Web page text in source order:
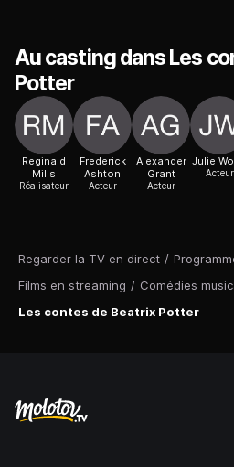
Regarder la TV en direct /
Films en streaming / Comédies
Les contes de Beatrix Potter
Au casting dans Les
Potter
Reginald
Mills
Réalisateur
Frederick
Ashton
Acteur
Alexander
Grant
Acteur
Julie
Acteur